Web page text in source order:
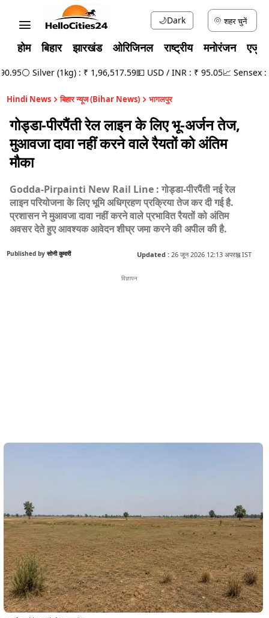
🌙Dark शहर चुनें
होम बिहार झारखंड ओरिजिनल राष्ट्रीय मनोरंजन
⚪ Silver (1kg) : ₹ 1,96,517.59💵 USD / INR : ₹ 95.05📈 Sensex :
Hindi News बिहार न्यूज (Bihar News) भागलपुर
गोड्डा-पीरपैंती रेल लाइन के लिए भू-अर्जन तेज,
मुआवजा दावा नहीं करने वाले रैयतों को अंतिम
मौका
Godda-Pirpainti New Rail Line : गोड्डा-पीरपैंती नई रेल
लाइन परियोजना के लिए भूमि अधिग्रहण प्रक्रिया तेज कर दी गई है.
प्रशासन ने मुआवजा दावा नहीं करने वाले प्रभावित रैयतों को अंतिम
अवसर देते हुए आवश्यक आवेदन शीघ्र जमा करने की अपील की है.
Published by सोनी कुमारी Updated : 26 जून 2026 12:13 अपराह्न IST
विज्ञापन